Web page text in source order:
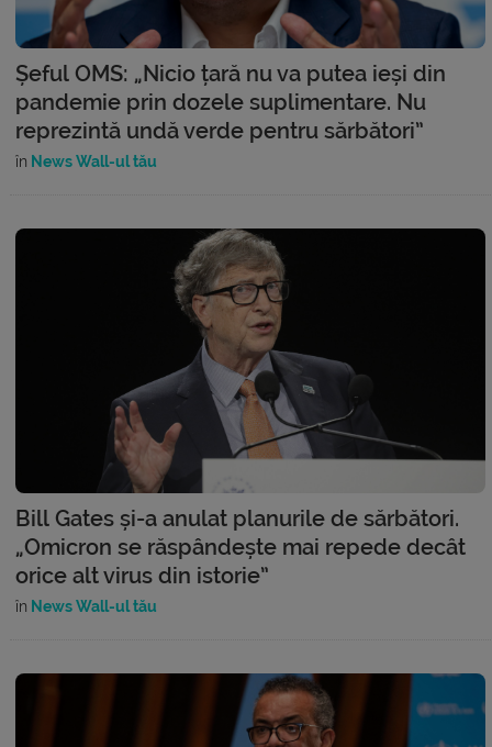
Șeful OMS: „Nicio țară nu va putea ieși din
pandemie prin dozele suplimentare. Nu
reprezintă undă verde pentru sărbători”
în News Wall-ul tău
Bill Gates și-a anulat planurile de sărbători.
„Omicron se răspândește mai repede decât
orice alt virus din istorie”
în News Wall-ul tău